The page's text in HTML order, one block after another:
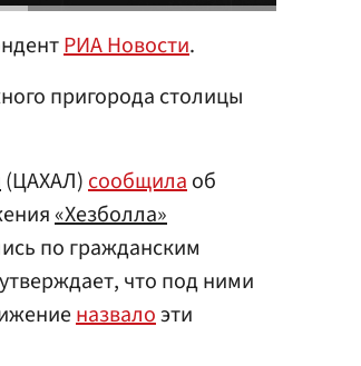
РИА Новости.
пригорода столицы
(ЦАХАЛ)сообщилаоб
«Хезболла»
по гражданским
что под ними
назвалоэти